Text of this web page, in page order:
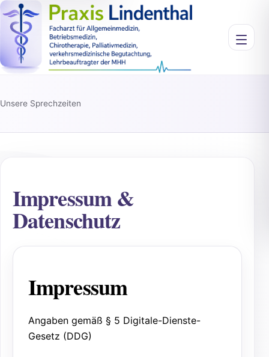
Menü
Unsere Sprechzeiten
Impressum &
Datenschutz
Impressum
Angaben gemäß § 5 Digitale-Dienste-
Gesetz (DDG)